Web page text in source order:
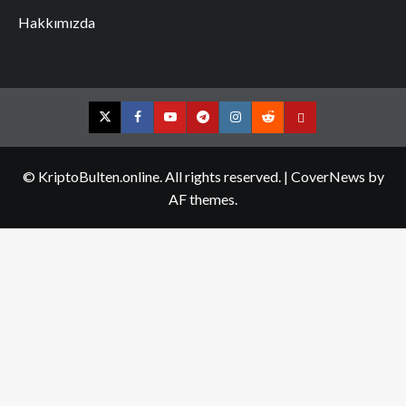
Hakkımızda
TwitterFacebookYouTubeTelegramInstagram
RedditContact
© KriptoBulten.online. All rights reserved. | CoverNews by
AF themes.